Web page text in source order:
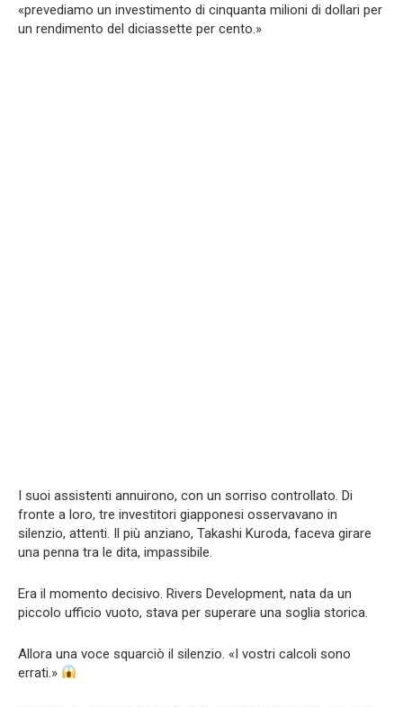
«prevediamo un investimento di cinquanta milioni di dollari per
un rendimento del diciassette per cento.»
I suoi assistenti annuirono, con un sorriso controllato. Di
fronte a loro, tre investitori giapponesi osservavano in
silenzio, attenti. Il più anziano, Takashi Kuroda, faceva girare
una penna tra le dita, impassibile.
Era il momento decisivo. Rivers Development, nata da un
piccolo ufficio vuoto, stava per superare una soglia storica.
Allora una voce squarciò il silenzio. «I vostri calcoli sono
errati.»